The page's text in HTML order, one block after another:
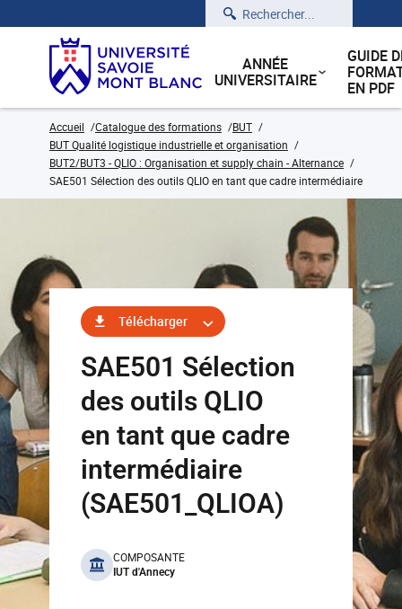
Rechercher
ANNÉE
UNIVERSITAIRE
GUIDE
EN PDF
Accueil Catalogue des formations
BUT
BUT Qualité logistique industrielle et organisation
BUT2/BUT3 - QLIO : Organisation et supply chain - Alternance
SAE501 Sélection des outils QLIO en tant que cadre intermédiaire
Télécharger
SAE501 Sélection
des outils QLIO
en tant que cadre
intermédiaire
(SAE501_QLIOA)
benefits
COMPOSANTE
IUT d'Annecy